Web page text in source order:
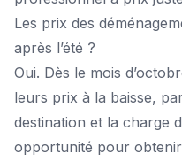
Les prix des
après l’été ?
Oui. Dès le mois
leurs prix à la baisse,
destination et la charge
opportunité pour